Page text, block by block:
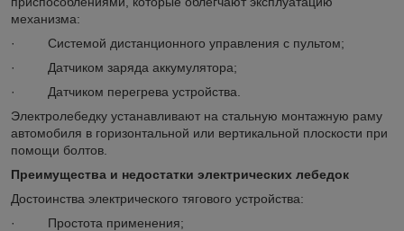
механизма:
· Системой дистанционного управления с пультом;
· Датчиком заряда аккумулятора;
· Датчиком перегрева устройства.
Электролебедку устанавливают на стальную монтажную раму
автомобиля в горизонтальной или вертикальной плоскости при
помощи болтов.
Преимущества и недостатки электрических лебедок
Достоинства электрического тягового устройства:
· Простота применения;